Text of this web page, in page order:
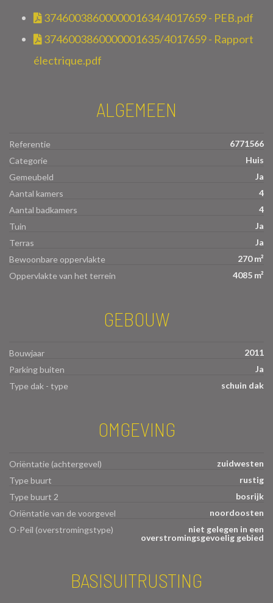
3746003860000001634/4017659 - PEB.pdf
3746003860000001635/4017659 - Rapport
électrique.pdf
ALGEMEEN
Referentie
6771566
Categorie
Huis
Gemeubeld
Ja
Aantal kamers
4
Aantal badkamers
4
Tuin
Ja
Terras
Ja
Bewoonbare oppervlakte
270 m²
Oppervlakte van het terrein
4085 m²
GEBOUW
Bouwjaar
2011
Parking buiten
Ja
Type dak - type
schuin dak
OMGEVING
Oriëntatie (achtergevel)
zuidwesten
Type buurt
rustig
Type buurt 2
bosrijk
Oriëntatie van de voorgevel
noordoosten
O-Peil (overstromingstype)
niet gelegen in een
overstromingsgevoelig gebied
BASISUITRUSTING